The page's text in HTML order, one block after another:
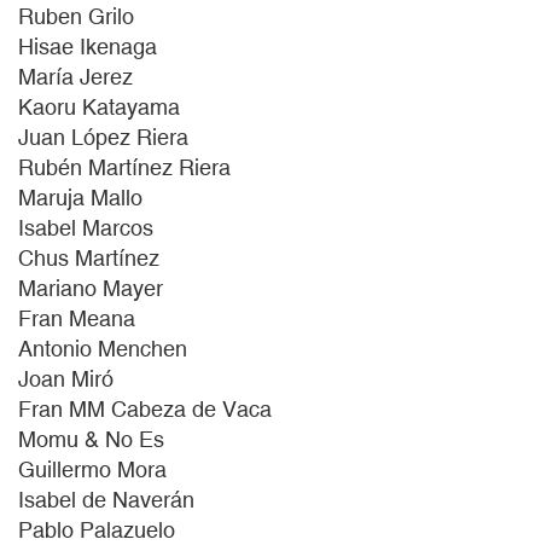
Ruben Grilo
Hisae Ikenaga
María Jerez
Kaoru Katayama
Juan López Riera
Rubén Martínez Riera
Maruja Mallo
Isabel Marcos
Chus Martínez
Mariano Mayer
Fran Meana
Antonio Menchen
Joan Miró
Fran MM Cabeza de Vaca
Momu & No Es
Guillermo Mora
Isabel de Naverán
Pablo Palazuelo